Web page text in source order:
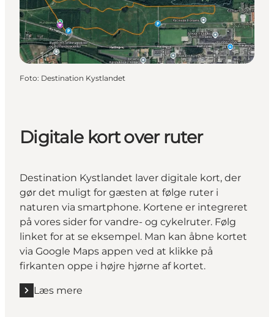
Foto: Destination Kystlandet
Digitale kort over ruter
Destination Kystlandet laver digitale kort, der
gør det muligt for gæsten at følge ruter i
naturen via smartphone. Kortene er integreret
på vores sider for vandre- og cykelruter. Følg
linket for at se eksempel. Man kan åbne kortet
via Google Maps appen ved at klikke på
firkanten oppe i højre hjørne af kortet.
Læs mere
Læs mere "Digitale kort over ruter"